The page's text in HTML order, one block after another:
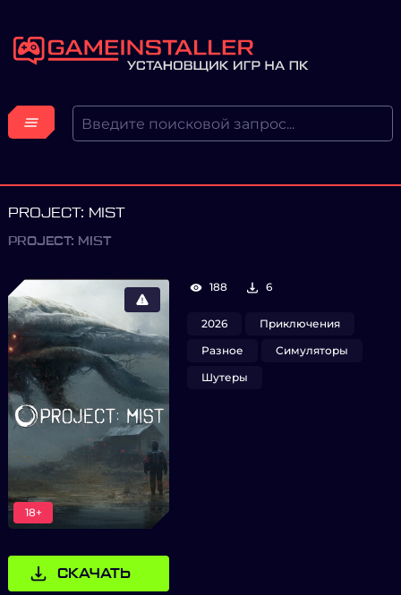
PROJECT: MIST
PROJECT: MIST
18+
СКАЧАТЬ
188 6
2026
Приключения
Разное
Симуляторы
Шутеры